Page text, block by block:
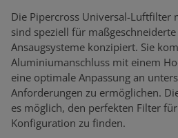
Die Pipercross Universal-Luftfilter
sind speziell für
Ansaugsysteme konzipiert. Sie
Aluminiumanschluss mit einem
eine optimale Anpassung an
Anforderungen zu ermöglichen.
es möglich, den perfekten Filter
Konfiguration zu finden.